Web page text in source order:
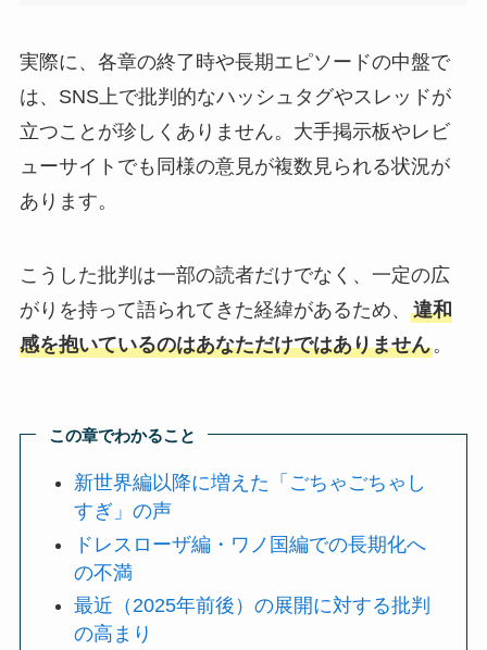
実際に、各章の終了時や長期エピソードの中盤で
は、SNS上で批判的なハッシュタグやスレッドが
立つことが珍しくありません。大手掲示板やレビ
ューサイトでも同様の意見が複数見られる状況が
あります。
こうした批判は一部の読者だけでなく、一定の広
がりを持って語られてきた経緯があるため、 違和
感を抱いているのはあなただけではありません。
この章でわかること
新世界編以降に増えた「ごちゃごちゃし
すぎ」の声
ドレスローザ編・ワノ国編での長期化へ
の不満
最近（2025年前後）の展開に対する批判
の高まり